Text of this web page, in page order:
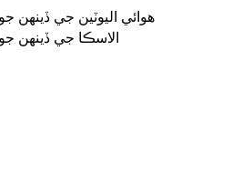
هوائي اليوٽين جي ڏينهن
الاسڪا جي ڏينهن